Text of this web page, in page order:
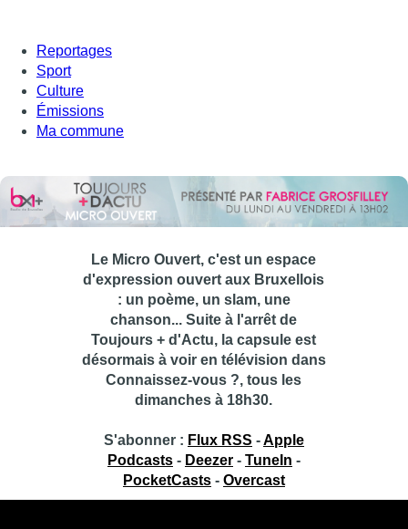
Reportages
Sport
Culture
Émissions
Ma commune
Le Micro Ouvert, c'est un espace
d'expression ouvert aux Bruxellois
: un poème, un slam, une
chanson... Suite à l'arrêt de
Toujours + d'Actu, la capsule est
désormais à voir en télévision dans
Connaissez-vous ?, tous les
dimanches à 18h30.
S'abonner : Flux RSS -Apple
Podcasts- Deezer- TuneIn -
PocketCasts- Overcast